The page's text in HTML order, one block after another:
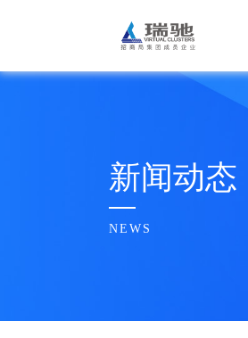
新闻动态
NEWS